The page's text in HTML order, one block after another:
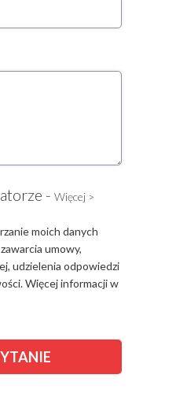
- Więcej >
moich danych
umowy,
udzielenia odpowiedzi
Więcej informacji w